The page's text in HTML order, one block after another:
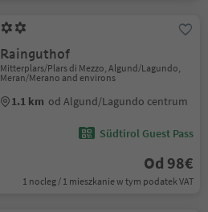
Rainguthof
Mitterplars/Plars di Mezzo, Algund/Lagundo,
Meran/Merano and environs
1.1 km od Algund/Lagundo centrum
Südtirol Guest Pass
Od 98€
1 nocleg / 1 mieszkanie w tym podatek VAT